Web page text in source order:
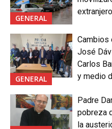
GENERAL
GENERAL
Cambios
José
Carlos
y medio
Padre
pobreza
la